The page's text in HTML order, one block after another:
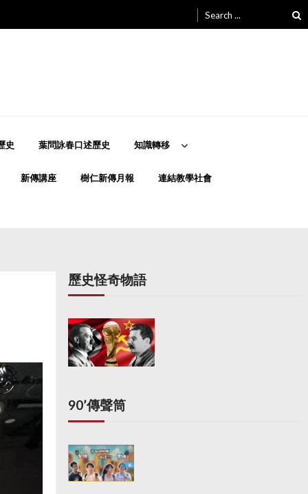
for:
史 葉問詠春口述歷史 知識轉移
新傳講座 樹仁新傳月報 連結教學社會
歷史怪奇物語
90’傳聲筒